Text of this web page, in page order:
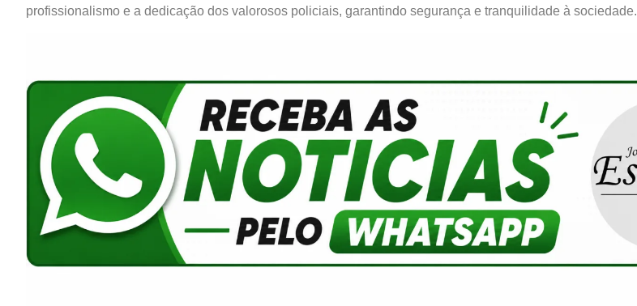
profissionalismo e a dedicação dos valorosos policiais, garantindo segurança e tranquilidade à sociedade.